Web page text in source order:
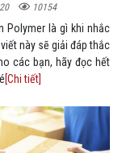
10154
Polymer là gì khi nhắc
này sẽ giải đáp thắc
các bạn, hãy đọc hết
[Chi tiết]